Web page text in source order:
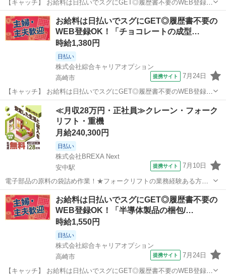
【キャッチ】 お給料は日払いでスグにGET◎履歴書不要のWEB登録
OK！「シリコンウェーハの研磨補助」高時給1550円！群馬県高崎市周
辺！20代～40代のスタッフが多数活躍中★ 【コメント】 弊社なら事
前の職場見学が多数！...
群馬 高崎市 工場
お給料は日払いでスグにGET◎履歴書不要の
WEB登録OK！「チョコレートの成型…
時給1,380円
日払い
株式会社綜合キャリアオプション
高崎市
提携サイト 7月24日
【キャッチ】 お給料は日払いでスグにGET◎履歴書不要のWEB登録
OK！「チョコレートの成型」高時給1380円！倉賀野周辺！20代～40
代のスタッフが多数活躍中★ 【コメント】 製造のお仕事をお探しの方
必見！ 「経験ない...
群馬 高崎市 工場
≪月収28万円・正社員≫クレーン・フォーク
リフト・重機
月給240,300円
日払い
株式会社BREXA Next
安中駅
提携サイト 7月10日
電子部品の原料の袋詰め作業！★フォークリフトの業務経験ある方大
活躍中★20代～50代の男性活躍中★備品付きの寮完備！社員食堂あ
り！残業少なめ！日払いok！マイカー通勤OK＆駐車場完備！作業着無
償貸与◎《群馬県高崎市》 人気...
群馬 高崎市 安中駅 その他
お給料は日払いでスグにGET◎履歴書不要の
WEB登録OK！「半導体製品の梱包/…
時給1,550円
日払い
株式会社綜合キャリアオプション
高崎市
提携サイト 7月24日
【キャッチ】 お給料は日払いでスグにGET◎履歴書不要のWEB登録